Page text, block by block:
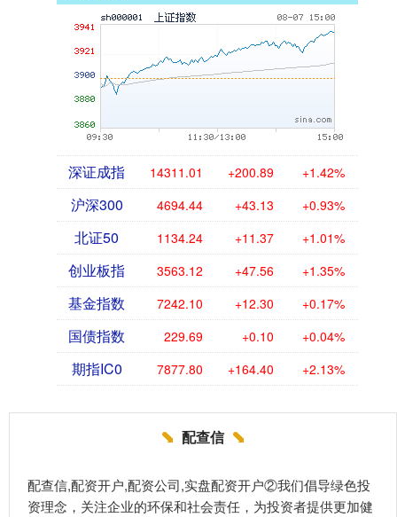
深证成指 14311.01 +200.89 +1.42%
沪深300 4694.44 +43.13 +0.93%
北证50 1134.24 +11.37 +1.01%
创业板指 3563.12 +47.56 +1.35%
基金指数 7242.10 +12.30 +0.17%
国债指数 229.69 +0.10 +0.04%
期指IC0 7877.80 +164.40 +2.13%
配查信
配查信,配资开户,配资公司,实盘配资开户②我们倡导绿色投
资理念，关注企业的环保和社会责任，为投资者提供更加健